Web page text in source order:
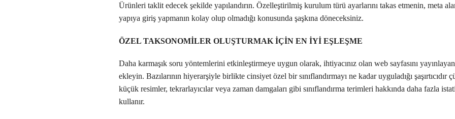
Ürünleri taklit edecek şekilde yapılandırın. Özelleştirilmiş kurulum türü ayarlarını takas etmenin, meta
yapıya giriş yapmanın kolay olup olmadığı konusunda şaşkına döneceksiniz.
ÖZEL TAKSONOMİLER OLUŞTURMAK İÇİN EN İYİ EŞLEŞME
Daha karmaşık soru yöntemlerini etkinleştirmeye uygun olarak, ihtiyacınız olan web sayfasını
ekleyin. Bazılarının hiyerarşiyle birlikte cinsiyet özel bir sınıflandırmayı ne kadar uyguladığı
küçük resimler, tekrarlayıcılar veya zaman damgaları gibi sınıflandırma terimleri hakkında daha fazla
kullanır.